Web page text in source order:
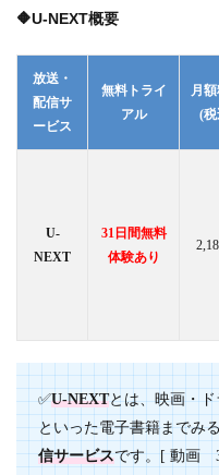
🔶U-NEXT概要
放送・
配信サ
ービス
無料トライ
アル
月
(
U-
NEXT
31日間無料
体験あり
✅U-NEXTとは、映画・
といった電子書籍までみ
信サービスです。[ 動画